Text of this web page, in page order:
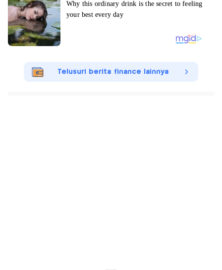
Telusuri berita finance lainnya